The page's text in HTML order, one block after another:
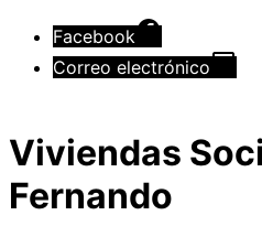
Facebook
Correo electrónico
Viviendas
Fernando